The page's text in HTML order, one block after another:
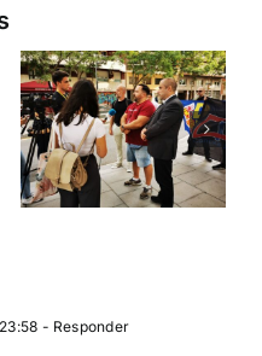
acto DN
contra la
invasión
migratoria
y el gran
- Responder